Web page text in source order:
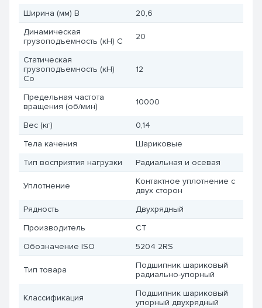
Ширина (мм) B
20,6
Динамическая
грузоподъемность (кН) C
20
Статическая
грузоподъемность (кН)
Co
12
Предельная частота
вращения (об/мин)
10000
Вес (кг)
0,14
Тела качения
Шариковые
Тип восприятия нагрузки
Радиальная и осевая
Уплотнение
Контактное уплотнение с
двух сторон
Рядность
Двухрядный
Производитель
CT
Обозначение ISO
5204 2RS
Тип товара
Подшипник шариковый
радиально-упорный
Классификация
Подшипник шариковый
упорный двухрядный